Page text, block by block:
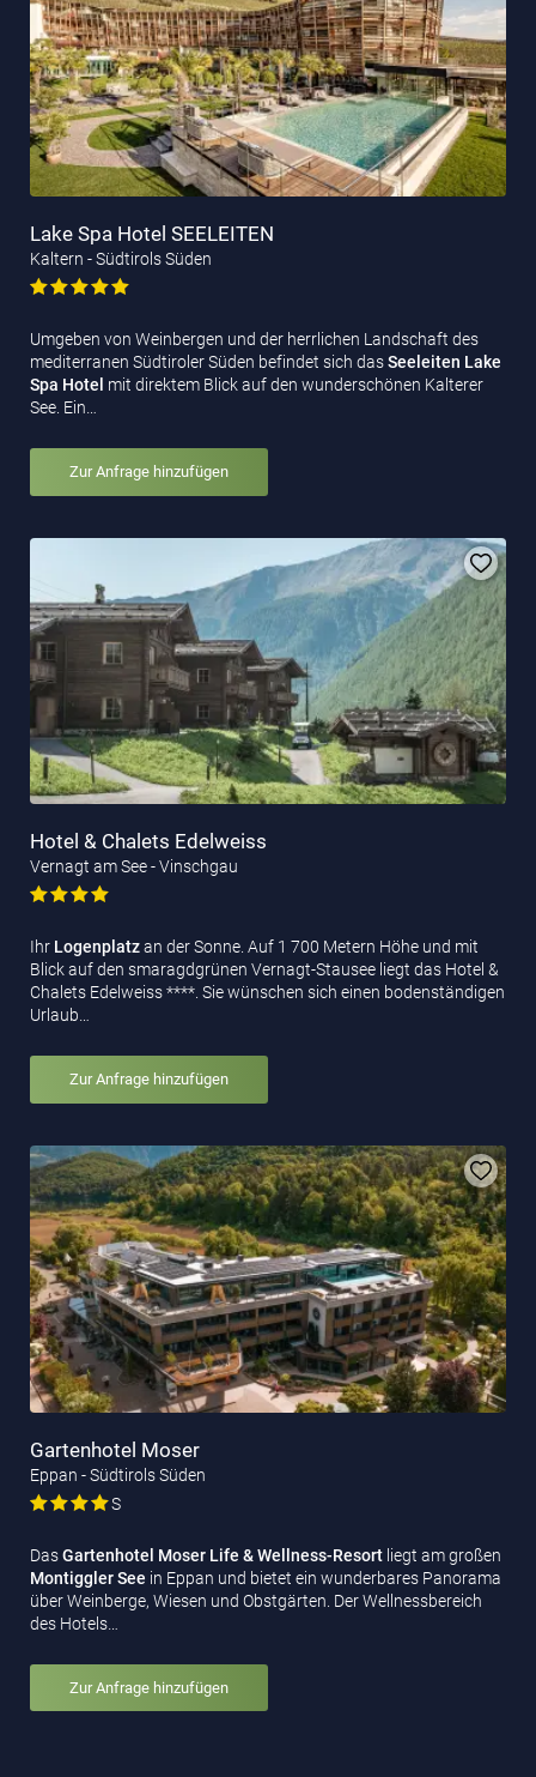
Lake Spa Hotel SEELEITEN
Kaltern - Südtirols Süden
Umgeben von Weinbergen und der herrlichen Landschaft des
mediterranen Südtiroler Süden befindet sich dasSeeleiten Lake
Spa Hotel mit direktem Blick auf den wunderschönen Kalterer
See. Ein…
Zur Anfrage hinzufügen
Hotel & Chalets Edelweiss
Vernagt am See - Vinschgau
Ihr Logenplatzan der Sonne. Auf 1 700 Metern Höhe und mit
Blick auf den smaragdgrünen Vernagt-Stausee liegt das Hotel &
Chalets Edelweiss ****. Sie wünschen sich einen bodenständigen
Urlaub…
Zur Anfrage hinzufügen
Gartenhotel Moser
Eppan - Südtirols Süden
S
DasGartenhotel Moser Life & Wellness-Resort liegt am großen
Montiggler See in Eppan und bietet ein wunderbares Panorama
über Weinberge, Wiesen und Obstgärten. Der Wellnessbereich
des Hotels…
Zur Anfrage hinzufügen